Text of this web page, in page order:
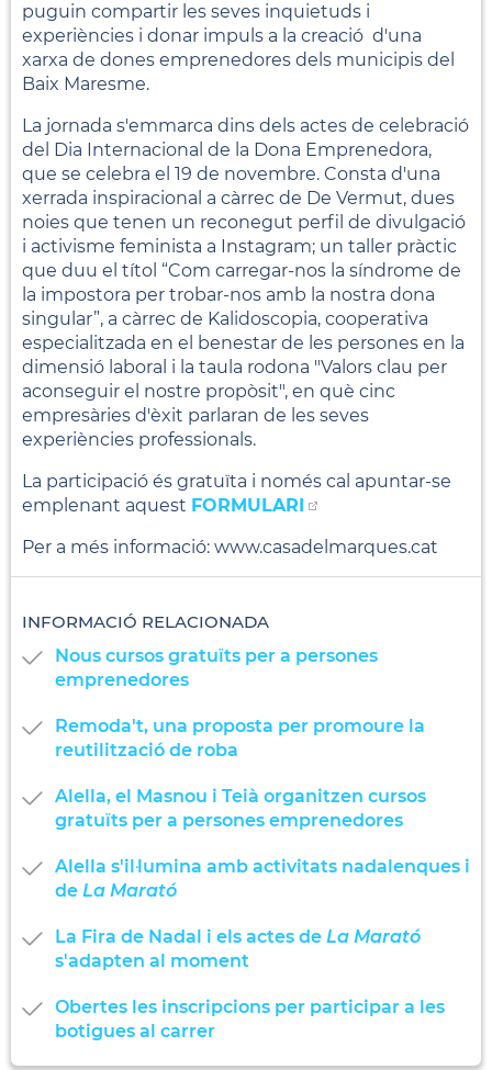
puguin compartir les seves inquietuds i
experiències i donar impuls a la creació d'una
xarxa de dones emprenedores dels municipis del
Baix Maresme.
La jornada s'emmarca dins dels actes de celebració
del Dia Internacional de la Dona Emprenedora,
que se celebra el 19 de novembre. Consta d'una
xerrada inspiracional a càrrec de De Vermut, dues
noies que tenen un reconegut perfil de divulgació
i activisme feminista a Instagram; un taller pràctic
que duu el títol “Com carregar-nos la síndrome de
la impostora per trobar-nos amb la nostra dona
singular”, a càrrec de Kalidoscopia, cooperativa
especialitzada en el benestar de les persones en la
dimensió laboral i la taula rodona "Valors clau per
aconseguir el nostre propòsit", en què cinc
empresàries d'èxit parlaran de les seves
experiències professionals.
La participació és gratuïta i només cal apuntar-se
emplenant aquest FORMULARI
Per a més informació: www.casadelmarques.cat
INFORMACIÓ RELACIONADA
Nous cursos gratuïts per a persones
emprenedores
Remoda't, una proposta per promoure la
reutilització de roba
Alella, el Masnou i Teià organitzen cursos
gratuïts per a persones emprenedores
Alella s'il·lumina amb activitats nadalenques i
de La Marató
La Fira de Nadal i els actes de La Marató
s'adapten al moment
Obertes les inscripcions per participar a les
botigues al carrer